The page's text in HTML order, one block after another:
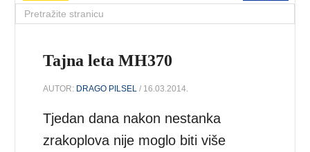
Tajna leta MH370
AUTOR: DRAGO PILSEL / 16.03.2014.
Tjedan dana nakon nestanka
zrakoplova nije moglo biti više